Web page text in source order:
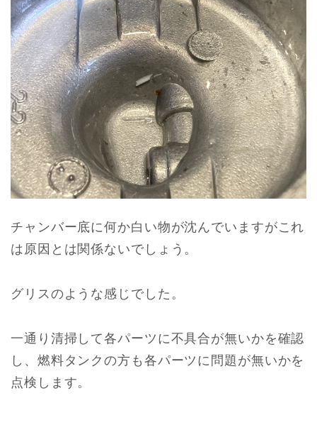
チャンバー底に何か白い物が沈んでいますがこれ
は原因とは関係ないでしょう。
グリスのような感じでした。
一通り清掃して各パーツに不具合が無いかを確認
し、燃料タンクの方も各パーツに問題が無いかを
点検します。